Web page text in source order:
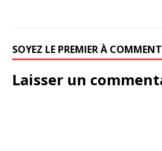
SOYEZ LE PREMIER À
Laisser un